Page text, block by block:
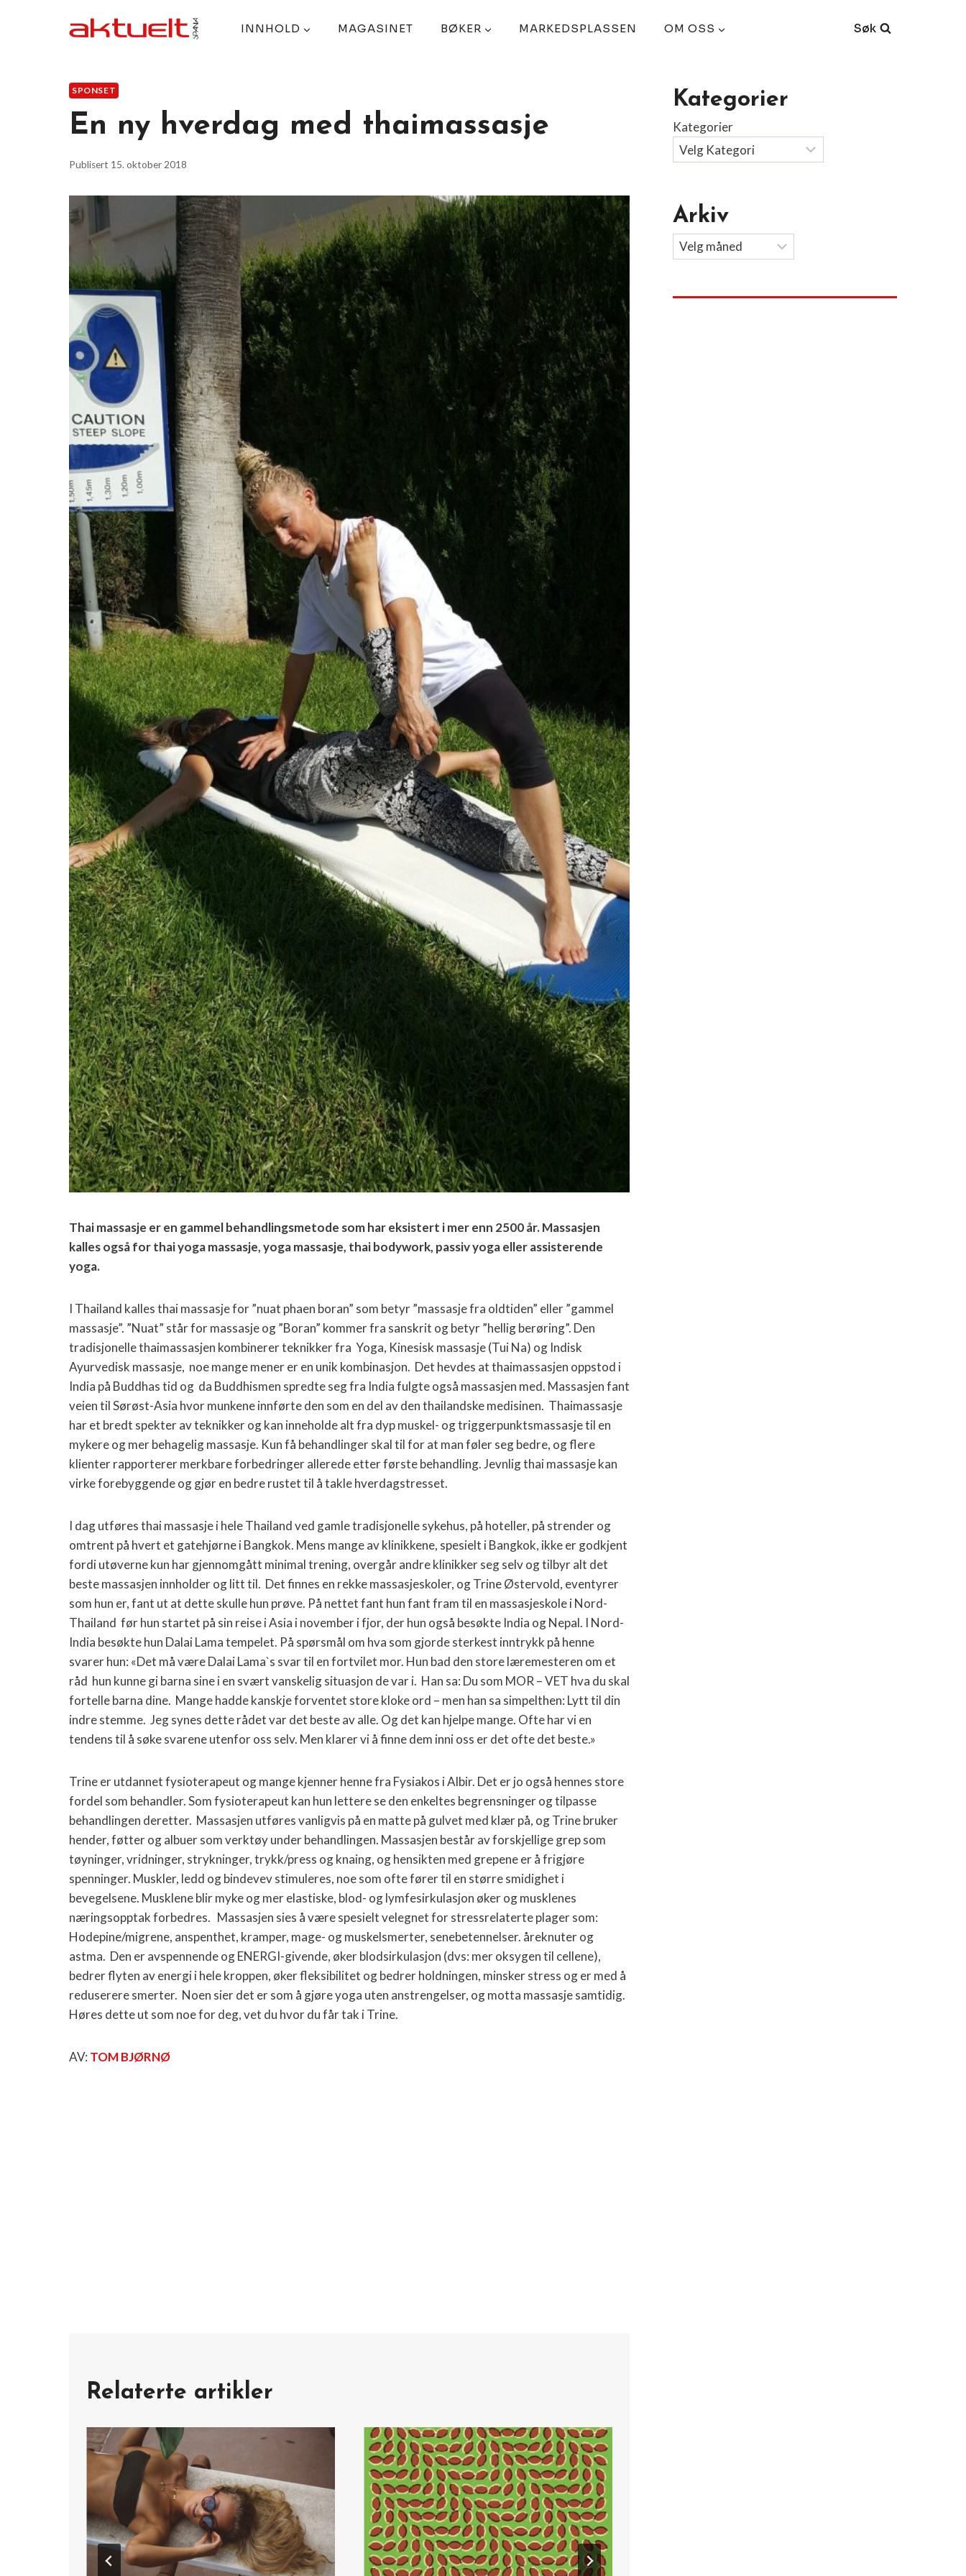
INNHOLD MAGASINET BØKER MARKEDSPLASSEN OM OSS Søk
SPONSET
En ny hverdag med thaimassasje
Publisert 15. oktober 2018
Thai massasje er en gammel behandlingsmetode som har eksistert i mer enn 2500 år. Massasjen
kalles også for thai yoga massasje, yoga massasje, thai bodywork, passiv yoga eller assisterende
yoga.
I Thailand kalles thai massasje for ”nuat phaen boran” som betyr ”massasje fra oldtiden” eller ”gammel
massasje”. ”Nuat” står for massasje og ”Boran” kommer fra sanskrit og betyr ”hellig berøring”. Den
tradisjonelle thaimassasjen kombinerer teknikker fra Yoga, Kinesisk massasje (Tui Na) og Indisk
Ayurvedisk massasje, noe mange mener er en unik kombinasjon. Det hevdes at thaimassasjen oppstod i
India på Buddhas tid og da Buddhismen spredte seg fra India fulgte også massasjen med. Massasjen fant
veien til Sørøst-Asia hvor munkene innførte den som en del av den thailandske medisinen. Thaimassasje
har et bredt spekter av teknikker og kan inneholde alt fra dyp muskel- og triggerpunktsmassasje til en
mykere og mer behagelig massasje. Kun få behandlinger skal til for at man føler seg bedre, og flere
klienter rapporterer merkbare forbedringer allerede etter første behandling. Jevnlig thai massasje kan
virke forebyggende og gjør en bedre rustet til å takle hverdagstresset.
I dag utføres thai massasje i hele Thailand ved gamle tradisjonelle sykehus, på hoteller, på strender og
omtrent på hvert et gatehjørne i Bangkok. Mens mange av klinikkene, spesielt i Bangkok, ikke er godkjent
fordi utøverne kun har gjennomgått minimal trening, overgår andre klinikker seg selv og tilbyr alt det
beste massasjen innholder og litt til. Det finnes en rekke massasjeskoler, og Trine Østervold, eventyrer
som hun er, fant ut at dette skulle hun prøve. På nettet fant hun fant fram til en massasjeskole i Nord-
Thailand før hun startet på sin reise i Asia i november i fjor, der hun også besøkte India og Nepal. I Nord-
India besøkte hun Dalai Lama tempelet. På spørsmål om hva som gjorde sterkest inntrykk på henne
svarer hun: «Det må være Dalai Lama`s svar til en fortvilet mor. Hun bad den store læremesteren om et
råd hun kunne gi barna sine i en svært vanskelig situasjon de var i. Han sa: Du som MOR – VET hva du skal
fortelle barna dine. Mange hadde kanskje forventet store kloke ord – men han sa simpelthen: Lytt til din
indre stemme. Jeg synes dette rådet var det beste av alle. Og det kan hjelpe mange. Ofte har vi en
tendens til å søke svarene utenfor oss selv. Men klarer vi å finne dem inni oss er det ofte det beste.»
Trine er utdannet fysioterapeut og mange kjenner henne fra Fysiakos i Albir. Det er jo også hennes store
fordel som behandler. Som fysioterapeut kan hun lettere se den enkeltes begrensninger og tilpasse
behandlingen deretter. Massasjen utføres vanligvis på en matte på gulvet med klær på, og Trine bruker
hender, føtter og albuer som verktøy under behandlingen. Massasjen består av forskjellige grep som
tøyninger, vridninger, strykninger, trykk/press og knaing, og hensikten med grepene er å frigjøre
spenninger. Muskler, ledd og bindevev stimuleres, noe som ofte fører til en større smidighet i
bevegelsene. Musklene blir myke og mer elastiske, blod- og lymfesirkulasjon øker og musklenes
næringsopptak forbedres. Massasjen sies å være spesielt velegnet for stressrelaterte plager som:
Hodepine/migrene, anspenthet, kramper, mage- og muskelsmerter, senebetennelser. åreknuter og
astma. Den er avspennende og ENERGI-givende, øker blodsirkulasjon (dvs: mer oksygen til cellene),
bedrer flyten av energi i hele kroppen, øker fleksibilitet og bedrer holdningen, minsker stress og er med å
reduserere smerter. Noen sier det er som å gjøre yoga uten anstrengelser, og motta massasje samtidig.
Høres dette ut som noe for deg, vet du hvor du får tak i Trine.
AV: TOM BJØRNØ
Relaterte artikler
Kategorier
Kategorier
Arkiv
Arkiv